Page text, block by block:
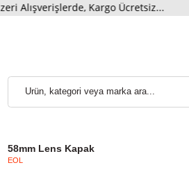
58mm Lens Kapak
Kargo Ücretsiz...